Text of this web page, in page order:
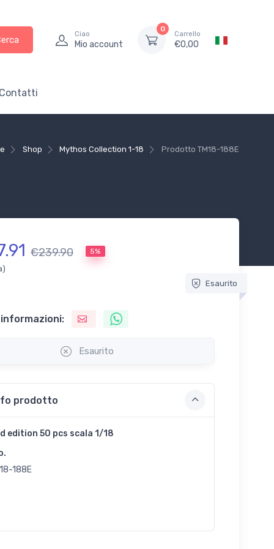
Ciao
Mio account
0
Carrello
€0,00
Contatti
Shop Mythos Collection 1-18 Prodotto TM18-188E
€239.90 5%
Esaurito
informazioni:
Esaurito
prodotto
edition 50 pcs scala 1/18
188E